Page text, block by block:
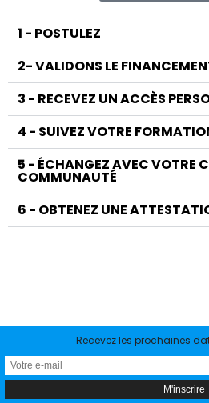
1 - POSTULEZ
2- VALIDONS LE
3 - RECEVEZ UN ACCÈS
4 - SUIVEZ VOTRE
5 - ÉCHANGEZ AVEC VOTRE
COMMUNAUTÉ
6 - OBTENEZ UNE
Recevez les prochaines